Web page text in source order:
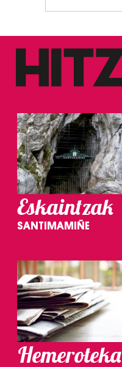
Eskaintzak
SANTIMAMIÑE
Hemeroteka